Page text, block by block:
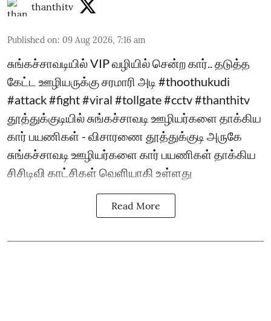
thanthitv
Published on: 09 Aug 2026, 7:16 am
சுங்கச்சாவடியில் VIP வழியில் சென்ற கார்.. தடுத்த
கேட்ட ஊழியருக்கு சரமாரி அடி #thoothukudi
#attack #fight #viral #tollgate #cctv #thanthitv
தூத்துக்குடியில் சுங்கச்சாவடி ஊழியர்களை தாக்கிய
கார் பயணிகள் - விசாரணை தூத்துக்குடி அருகே
சுங்கச்சாவடி ஊழியர்களை கார் பயணிகள் தாக்கிய
சிசிடிவி காட்சிகள் வெளியாகி உள்ளது
Read More